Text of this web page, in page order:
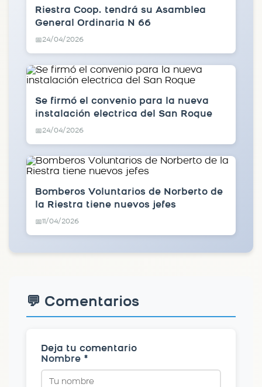
Riestra Coop. tendrá su Asamblea
General Ordinaria N 66
📅24/04/2026
Se firmó el convenio para la nueva
instalación electrica del San Roque
📅24/04/2026
Bomberos Voluntarios de Norberto de
la Riestra tiene nuevos jefes
📅11/04/2026
💬 Comentarios
Deja tu comentario
Nombre *